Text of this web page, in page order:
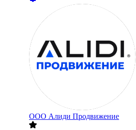
ООО Алиди Продвижение